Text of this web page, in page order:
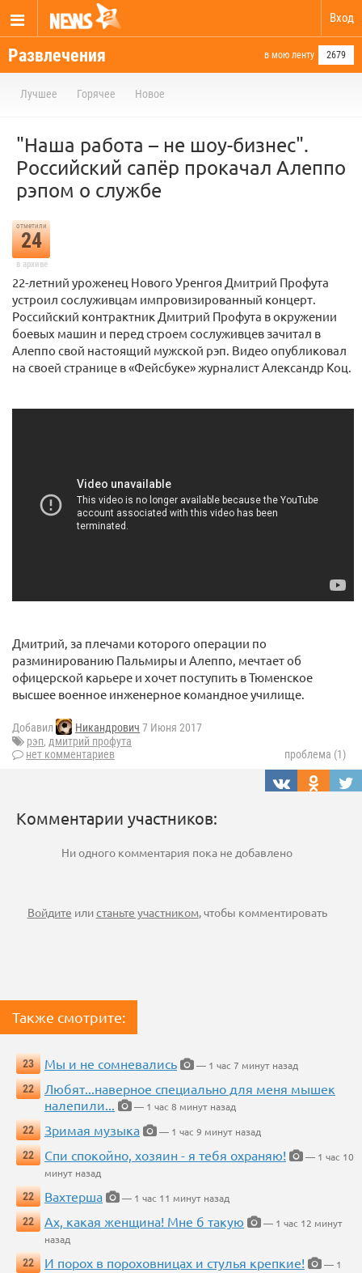
Вход
Развлечения в мою ленту 2679
Лучшее Горячее Новое
"Наша работа – не шоу-бизнес".
Российский сапёр прокачал Алеппо
рэпом о службе
отметили
24
в архиве
22-летний уроженец Нового Уренгоя Дмитрий Профута
устроил сослуживцам импровизированный концерт.
Российский контрактник Дмитрий Профута в окружении
боевых машин и перед строем сослуживцев зачитал в
Алеппо свой настоящий мужской рэп. Видео опубликовал
на своей странице в «Фейсбуке» журналист Александр Коц.
Дмитрий, за плечами которого операции по
разминированию Пальмиры и Алеппо, мечтает об
офицерской карьере и хочет поступить в Тюменское
высшее военное инженерное командное училище.
Добавил Никандрович 7 Июня 2017
рэп, дмитрий профута
нет комментариев
проблема (1)
Комментарии участников:
Ни одного комментария пока не добавлено
Войдите илистаньте участником, чтобы комментировать
Также смотрите:
23 Мы и не сомневались
— 1 час 7 минут назад
22
Любят...наверное специально для меня мышек
налепили...
— 1 час 8 минут назад
22
Зримая музыка
— 1 час 9 минут назад
22
Спи спокойно, хозяин - я тебя охраняю!
— 1 час 10
минут назад
22
Вахтерша
— 1 час 11 минут назад
22
Ах, какая женщина! Мне б такую
— 1 час 12 минут
назад
22
И порох в пороховницах и стулья крепкие!
— 1